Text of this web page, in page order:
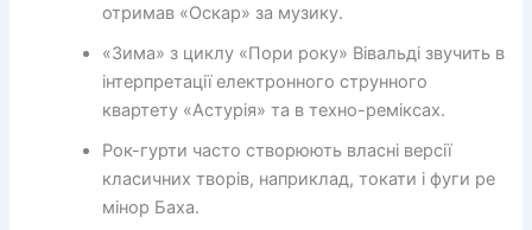
отримав «Оскар» за музику.
«Зима» з циклу «Пори року» Вівальді звучить в
інтерпретації електронного струнного
квартету «Астурія» та в техно-реміксах.
Рок-гурти часто створюють власні версії
класичних творів, наприклад, токати і фуги ре
мінор Баха.